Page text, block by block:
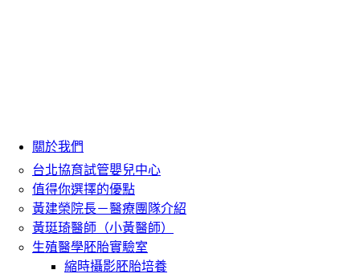
關於我們
台北協育試管嬰兒中心
值得你選擇的優點
黃建榮院長－醫療團隊介紹
黃珽琦醫師（小黃醫師）
生殖醫學胚胎實驗室
縮時攝影胚胎培養